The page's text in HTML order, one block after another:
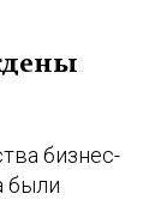
бизнес-
были